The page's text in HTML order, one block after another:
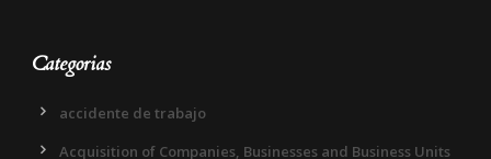
Categorias
accidente de trabajo
Acquisition of Companies, Businesses and Business Units